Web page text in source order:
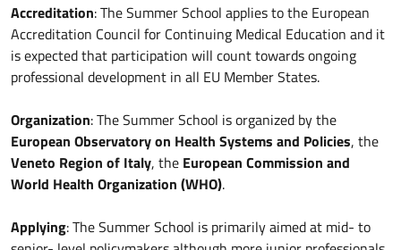
Accreditation: The Summer School applies to the European
Accreditation Council for Continuing Medical Education and it
is expected that participation will count towards ongoing
professional development in all EU Member States.
Organization: The Summer School is organized by the
European Observatory on Health Systems and Policies, the
Veneto Region of Italy, the European Commission and
World Health Organization (WHO).
Applying: The Summer School is primarily aimed at mid- to